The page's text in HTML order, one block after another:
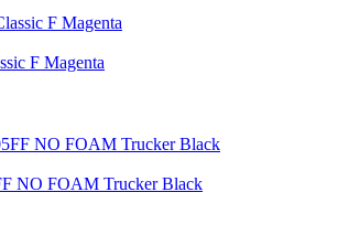
F Magenta
NO FOAM Trucker Black